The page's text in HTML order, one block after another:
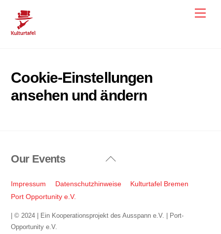
content
Cookie-Einstellungen
ansehen und ändern
Back
Top
Our Events
Impressum Datenschutzhinweise
Kulturtafel Bremen
Port Opportunity e.V.
| © 2024 | Ein Kooperationsprojekt des Ausspann e.V. | Port-
Opportunity e.V.